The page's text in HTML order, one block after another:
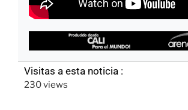
Visitas a esta noticia :
230 views